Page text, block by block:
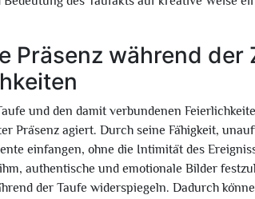
Präsenz während der
und den damit verbundenen
Präsenz agiert. Durch seine Fähigkeit,
einfangen, ohne die Intimität des
authentische und emotionale Bilder
der Taufe widerspiegeln. Dadurch